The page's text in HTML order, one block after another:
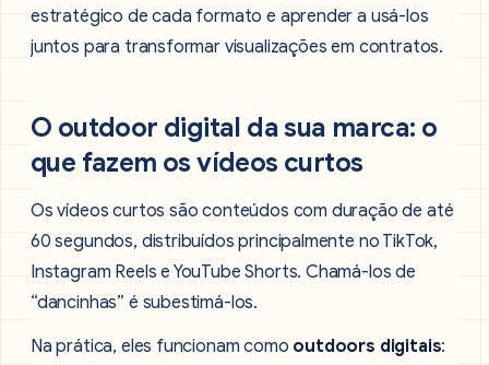
estratégico de cada formato e aprender a usá-los
juntos para transformar visualizações em contratos.
O outdoor digital da sua marca: o
que fazem os vídeos curtos
Os vídeos curtos são conteúdos com duração de até
60 segundos, distribuídos principalmente no TikTok,
Instagram Reels e YouTube Shorts. Chamá-los de
“dancinhas” é subestimá-los.
Na prática, eles funcionam como outdoors digitais: